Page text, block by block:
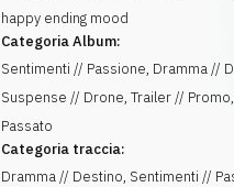
happy ending mood
Categoria Album:
Sentimenti // Passione, Dramma //
Suspense // Drone, Trailer //
Passato
Categoria traccia:
Dramma // Destino, Sentimenti //